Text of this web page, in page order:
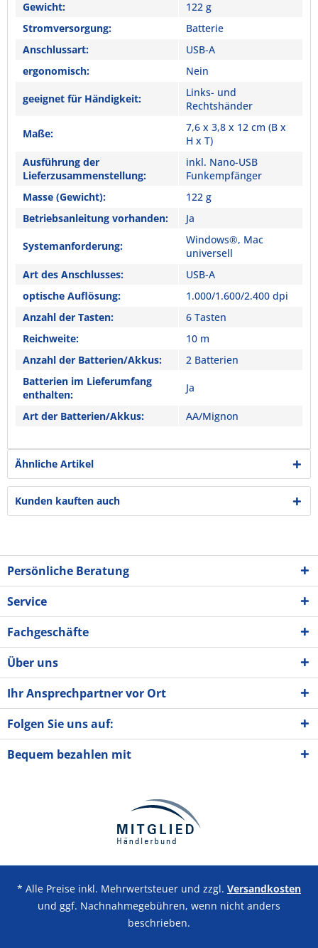
Gewicht:
122 g
Stromversorgung:
Batterie
Anschlussart:
USB-A
ergonomisch:
Nein
geeignet für Händigkeit:
Links- und
Rechtshänder
Maße:
7,6 x 3,8 x 12 cm (B x
H x T)
Ausführung der
Lieferzusammenstellung:
inkl. Nano-USB
Funkempfänger
Masse (Gewicht):
122 g
Betriebsanleitung vorhanden:
Ja
Systemanforderung:
Windows®, Mac
universell
Art des Anschlusses:
USB-A
optische Auflösung:
1.000/1.600/2.400 dpi
Anzahl der Tasten:
6 Tasten
Reichweite:
10 m
Anzahl der Batterien/Akkus:
2 Batterien
Batterien im Lieferumfang
enthalten:
Ja
Art der Batterien/Akkus: AA/Mignon
Ähnliche Artikel
Kunden kauften auch
Persönliche Beratung
Service
Fachgeschäfte
Über uns
Ihr Ansprechpartner vor Ort
Folgen Sie uns auf:
Bequem bezahlen mit
* Alle Preise inkl. Mehrwertsteuer und zzgl. Versandkosten
und ggf. Nachnahmegebühren, wenn nicht anders
beschrieben.